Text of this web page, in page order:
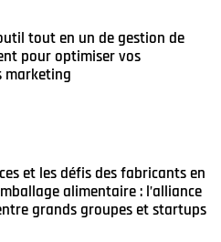
tout en un de gestion de
pour optimiser vos
marketing
et les défis des fabricants en
alimentaire : l’alliance
grands groupes et startups